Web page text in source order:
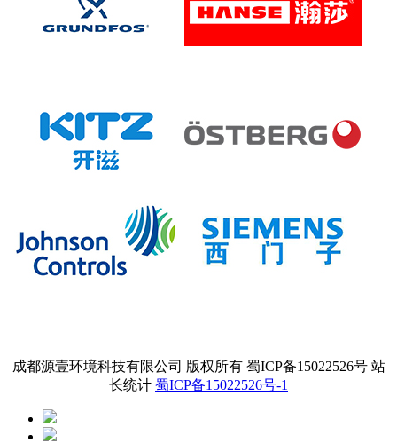
成都源壹环境科技有限公司 版权所有 蜀ICP备15022526号 站
长统计 蜀ICP备15022526号-1